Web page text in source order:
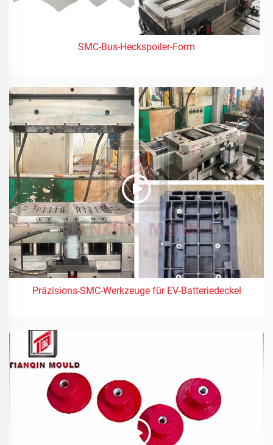
SMC-Bus-Heckspoiler-Form
Präzisions-SMC-Werkzeuge für EV-Batteriedeckel